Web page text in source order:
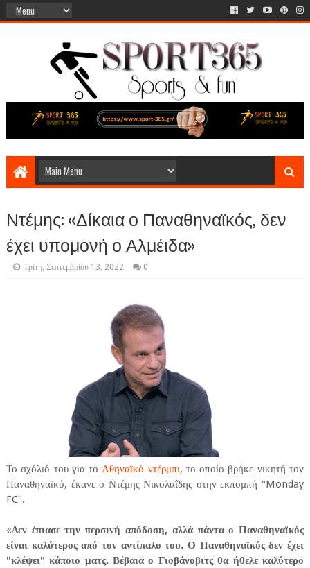
Ντέμης: «Δίκαια ο Παναθηναϊκός, δεν
έχει υπομονή ο Αλμέιδα»
Τρίτη, Σεπτεμβρίου 13, 2022 0
Το σχόλιό του για τοΑθηναϊκό ντέρμπι, το οποίο βρήκε νικητή τον
Παναθηναϊκό, έκανε ο Ντέμης Νικολαΐδης στην εκπομπή "Monday
FC".
«Δεν έπιασε την περσινή απόδοση, αλλά πάντα ο Παναθηναϊκός
είναι καλύτερος από τον αντίπαλο του. Ο Παναθηναϊκός δεν έχει
"κλέψει" κάποιο ματς. Βέβαια ο Γιοβάνοβιτς θα ήθελε καλύτερο